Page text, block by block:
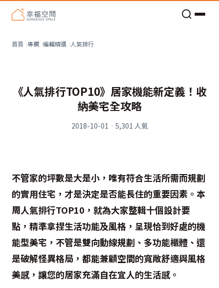
首頁 專欄 編輯精選 人氣排行
《人氣排行TOP10》居家機能新定義！收
納美宅全攻略
2018-10-01 · 5,301 人氣
不管家的坪數是大是小，唯有符合生活所需而規劃
的實用住宅，才是決定是否能長住的重要因素。本
周人氣排行TOP10，就為大家整輯十個設計要
點，精準拿捏生活功能及風格，呈現恰到好處的機
能型美宅，不管是雙向動線規劃、多功能櫃體、還
是破解怪異格局，都能兼顧空間的寬敞舒適與風格
美感，讓您的居家充滿自在宜人的生活感。